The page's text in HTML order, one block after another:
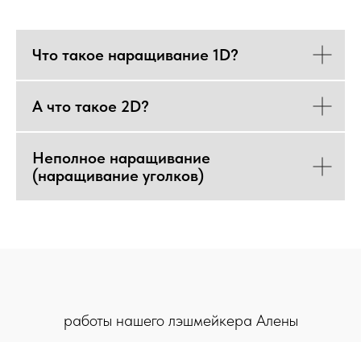
Что такое наращивание 1D?
А что такое 2D?
Неполное наращивание
(наращивание уголков)
работы нашего лэшмейкера Алены